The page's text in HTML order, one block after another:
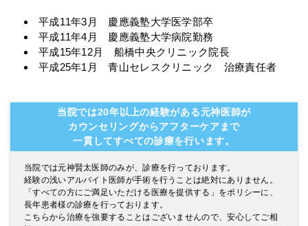
平成11年3月 慶應義塾大学医学部卒
平成11年4月 慶應義塾大学病院勤務
平成15年12月 船橋中央クリニック院長
平成25年1月 青山セレスクリニック 治療責任者
当院では20年以上の経験がある元神医師が
カウンセリングからアフターケアまで
一貫してすべての診療を行います。
当院では元神賢太医師のみが、診療を行っております。
経験の浅いアルバイト医師が手術を行うことは絶対にありません。
「すべての方にご満足いただける医療を提供する」をポリシーに、
長年患者様の診療を行っております。
こちらから治療を強要することはございませんので、安心してご相